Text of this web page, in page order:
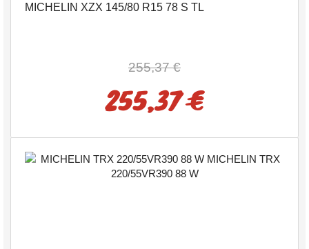
MICHELIN XZX 145/80 R15 78 S TL
255,37 €
255,37 €